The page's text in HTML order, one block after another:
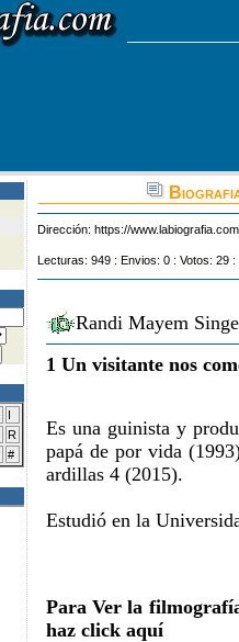
I
R
#
Dirección: https://
Lecturas: 949 : Envios: 0 : Votos: 29
Randi Mayem
1 Un visitante nos
Es una guinista y
papá de por vida
ardillas 4 (2015).
Estudió en la
Para Ver la
haz click aquí